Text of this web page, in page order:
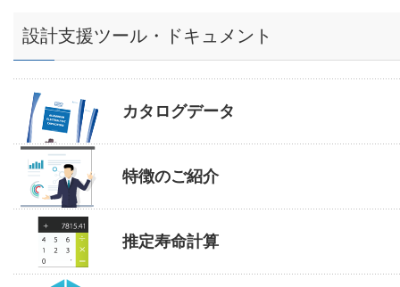
設計支援ツール・ドキュメント
カタログデータ
特徴のご紹介
推定寿命計算